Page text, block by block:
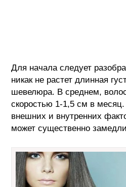
Для начала следует
никак не растет длинная
шевелюра. В среднем,
скоростью 1-1,5 см в
внешних и внутренних
может существенно